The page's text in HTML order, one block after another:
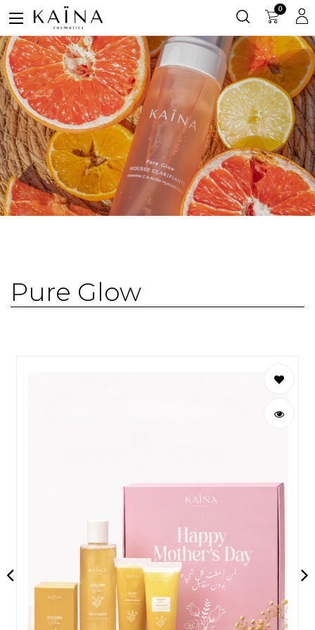
0
Pure Glow